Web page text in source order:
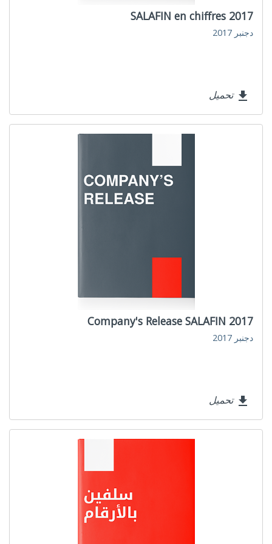
SALAFIN en chiffres 2017
دجنبر 2017
file_download تحميل
Company's Release SALAFIN 2017
دجنبر 2017
file_download تحميل